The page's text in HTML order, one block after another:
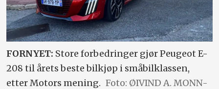
FORNYET: Store forbedringer gjør Peugeot E-
208 til årets beste bilkjøp i småbilklassen,
etter Motors mening. Foto: ØIVIND A. MONN-